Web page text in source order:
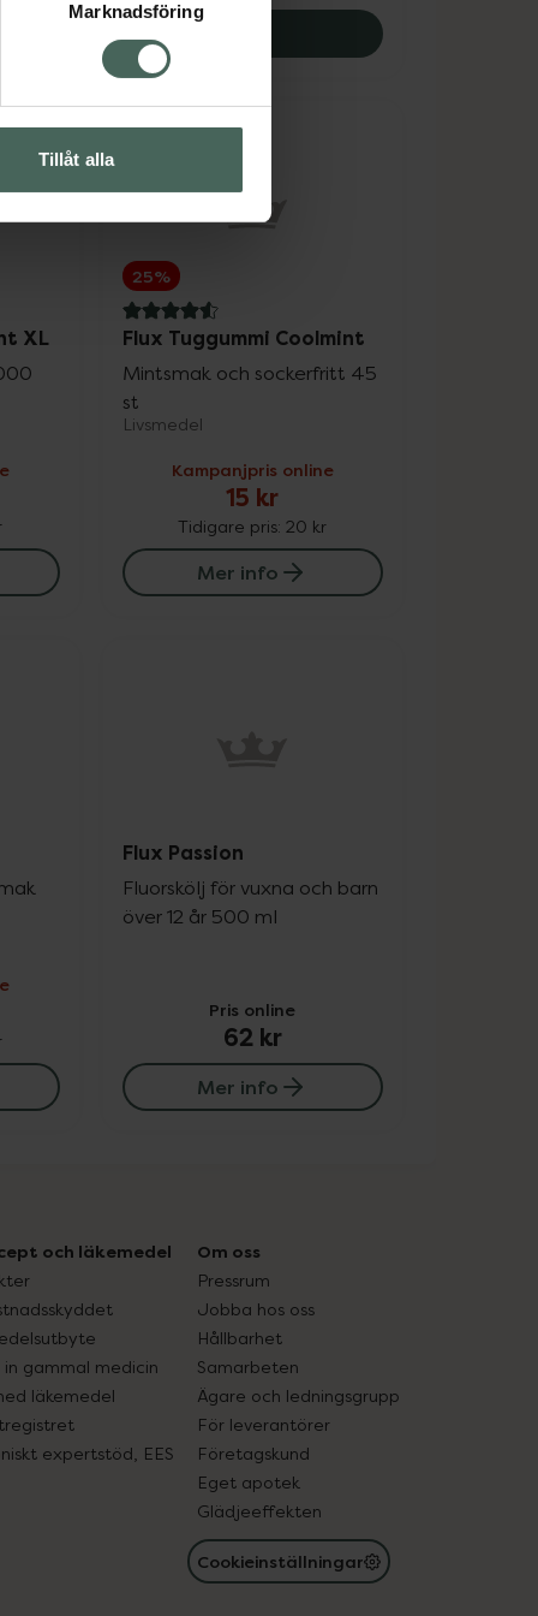
Marknadsföring
Tillåt alla
Flux Neutral, 57.75 kr.
XL
25%
4.6 av 5 i omdöme
Flux Tuggummi Coolmint
Mintsmak och sockerfritt 45
st
Livsmedel
Kampanjpris online
15 kr
Tidigare pris: 20 kr
Mer info
Flux Passion
Fluorskölj för vuxna och barn
över 12 år 500 ml
Pris online
62 kr
Mer info
och läkemedel
in gammal medicin
läkemedel
expertstöd, EES
Om oss
Pressrum
Jobba hos oss
Hållbarhet
Samarbeten
Ägare och ledningsgrupp
För leverantörer
Företagskund
Eget apotek
Glädjeeffekten
Cookieinställningar